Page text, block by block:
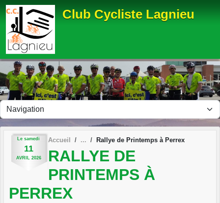
Club Cycliste Lagnieu
Le samedi
11
AVRIL 2026
Accueil Rallye de Printemps à Perrex
RALLYE DE
PRINTEMPS À
PERREX
Panneau de gestion des cookies